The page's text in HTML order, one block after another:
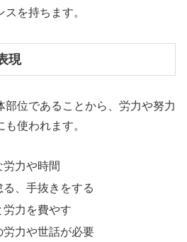
を持ちます。
現
部位であることから、労力や努力
使われます。
労力や時間
る、手抜きをする
労力を費やす
労力や世話が必要